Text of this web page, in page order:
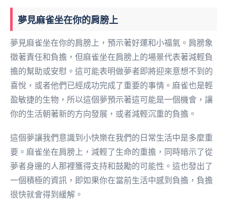
夢見麻雀坐在你的肩膀上
夢見麻雀坐在你的肩膀上，預示著好運和小福氣。肩膀象
徵著責任和負擔，但麻雀坐在肩膀上的場景代表著減輕負
擔的幫助或安慰。這可能表明做夢者即將迎來意想不到的
喜悅，或者他們已經成功完成了重要的事情。麻雀也是輕
盈敏捷的生物，所以這個夢預示著這可能是一個機會，讓
你的生活朝著新的方向發展，或者減輕沉重的負擔。
這個夢讓我們意識到小快樂在我們的日常生活中是多麼重
要。麻雀坐在肩膀上，減輕了生命的重擔，同時暗示了從
夢者身邊的人那裡獲得支持和鼓勵的可能性。這也發出了
一個積極的資訊，即如果你在當前生活中感到負擔，負擔
很快就會得到緩解。